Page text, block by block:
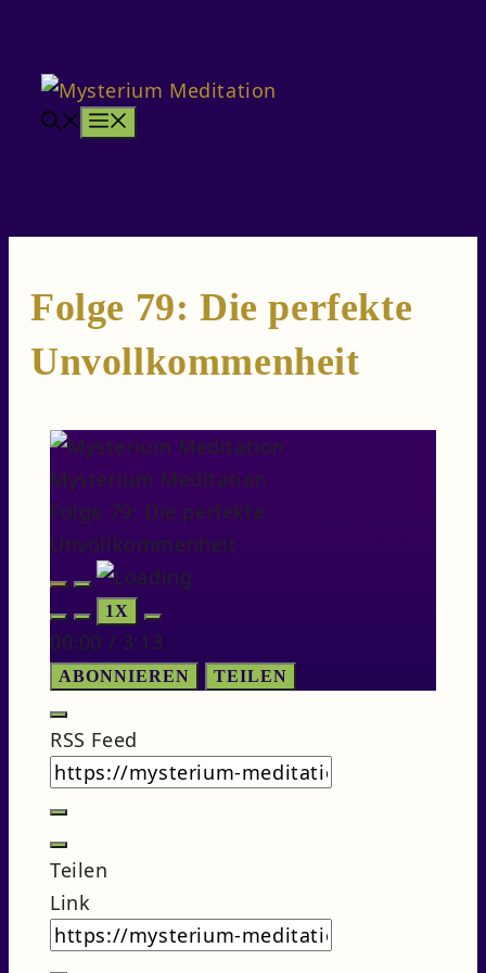
springen
Folge 79: Die perfekte
Unvollkommenheit
Mysterium Meditation
Folge 79: Die perfekte
Unvollkommenheit
PLAY
EPISODE
PAUSE
EPISODE
1X
00:00 / 3:13
ABONNIEREN TEILEN
RSS Feed
Teilen
Link